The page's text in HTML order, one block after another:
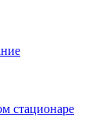
стационаре